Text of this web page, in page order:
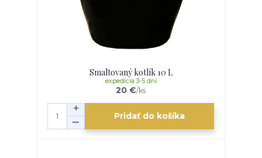
Smaltovaný kotlík 10 L
20 €/ks
expedícia 3-5 dní
Pridať do košíka